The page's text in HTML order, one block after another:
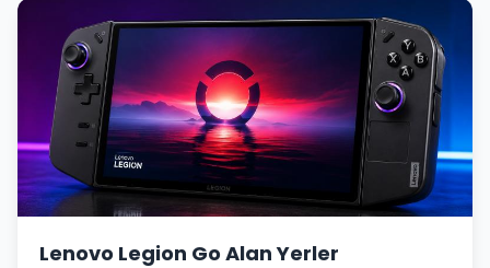
Lenovo Legion Go Alan Yerler